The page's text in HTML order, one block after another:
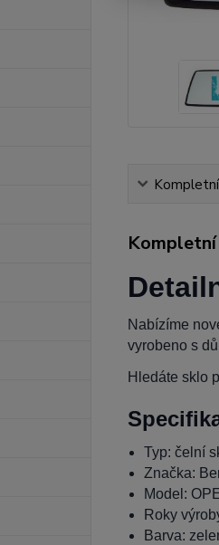
Nabízíme
vyrobeno s
Hledáte sklo
Typ: čelní
Značka:
Model:
Roky
Barva: